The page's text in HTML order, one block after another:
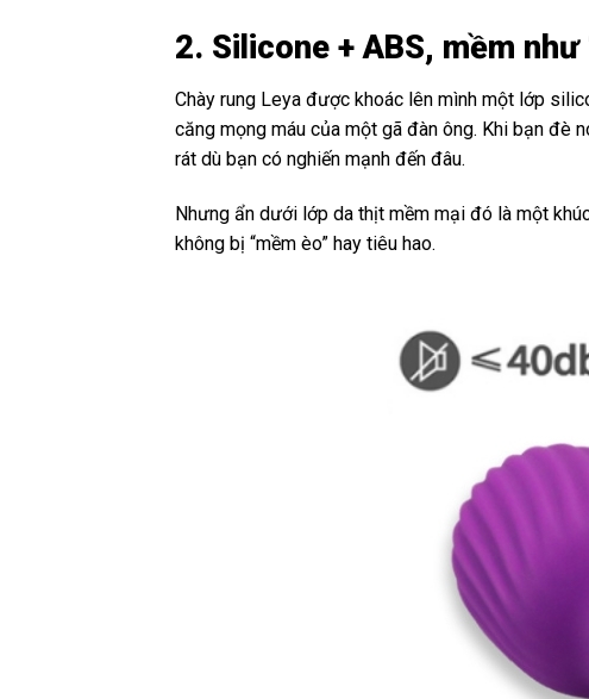
2. Silicone + ABS, mềm
Chày rung Leya được khoác lên mình một lớp
căng mọng máu của một gã đàn ông. Khi bạn đè
rát dù bạn có nghiến mạnh đến đâu.
Nhưng ẩn dưới lớp da thịt mềm mại đó là một
không bị “mềm èo” hay tiêu hao.